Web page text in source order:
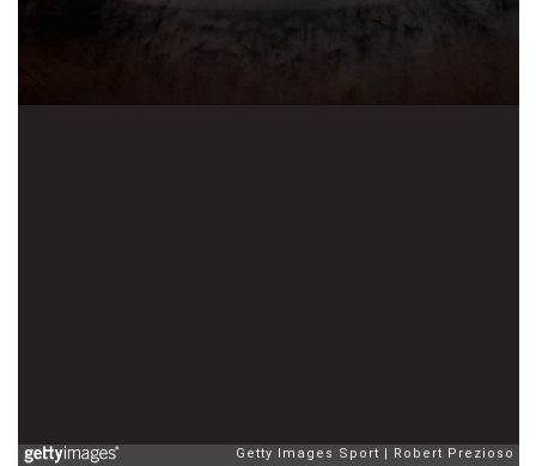
Getty Images Sport Robert Prezioso